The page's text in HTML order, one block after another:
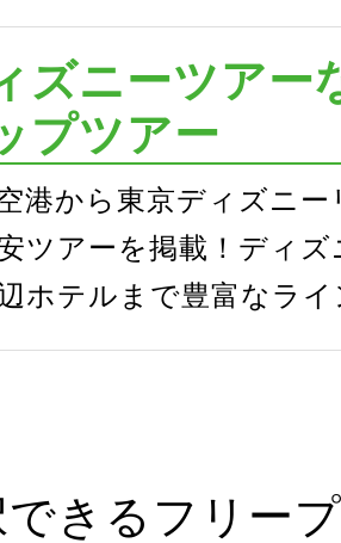
ズニーツアー
プツアー
港から東京ディズニ
ツアーを掲載！ディ
ホテルまで豊富なライ
きる フリー